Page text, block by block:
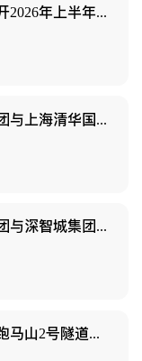
蜀道物流集团召开2026年上半年全面从严治党专题党委（扩大）会
蜀道智慧交通集团与上海清华国际创新中心、杭州码全科技举行技术交流会
蜀道智慧交通集团与深智城集团举行交流座谈
工程技术中心赴跑马山2号隧道开展I类重大复杂技术问题调研